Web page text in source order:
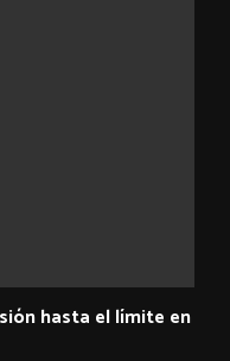
hasta el límite en